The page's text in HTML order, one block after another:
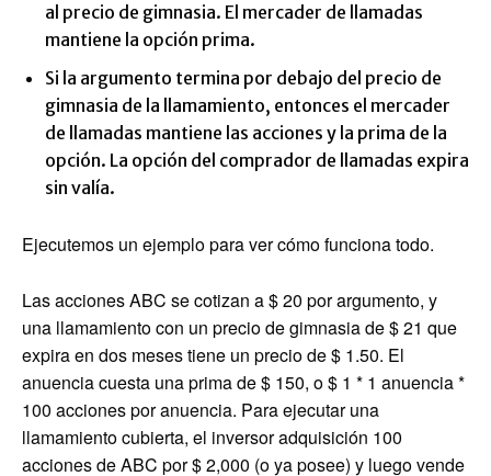
al precio de gimnasia. El mercader de llamadas
mantiene la opción prima.
Si la argumento termina por debajo del precio de
gimnasia de la llamamiento, entonces el mercader
de llamadas mantiene las acciones y la prima de la
opción. La opción del comprador de llamadas expira
sin valía.
Ejecutemos un ejemplo para ver cómo funciona todo.
Las acciones ABC se cotizan a $ 20 por argumento, y
una llamamiento con un precio de gimnasia de $ 21 que
expira en dos meses tiene un precio de $ 1.50. El
anuencia cuesta una prima de $ 150, o $ 1 * 1 anuencia *
100 acciones por anuencia. Para ejecutar una
llamamiento cubierta, el inversor adquisición 100
acciones de ABC por $ 2,000 (o ya posee) y luego vende